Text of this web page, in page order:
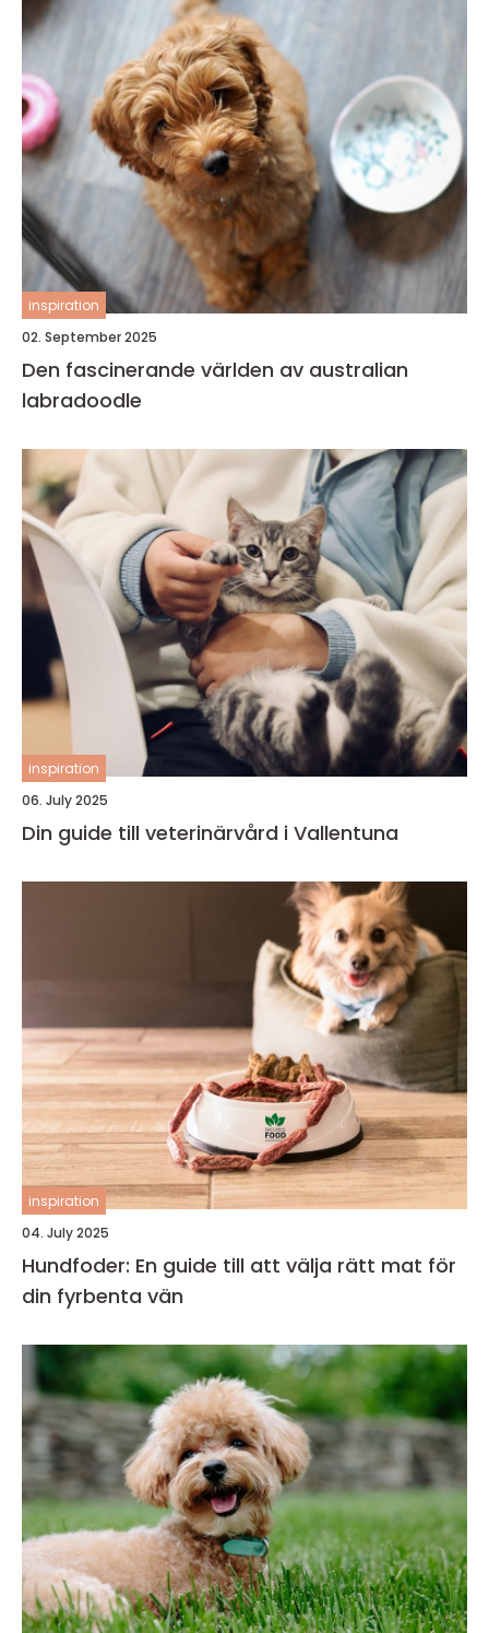
inspiration
02. September 2025
Den fascinerande världen av australian
labradoodle
inspiration
06. July 2025
Din guide till veterinärvård i Vallentuna
inspiration
04. July 2025
Hundfoder: En guide till att välja rätt mat för
din fyrbenta vän